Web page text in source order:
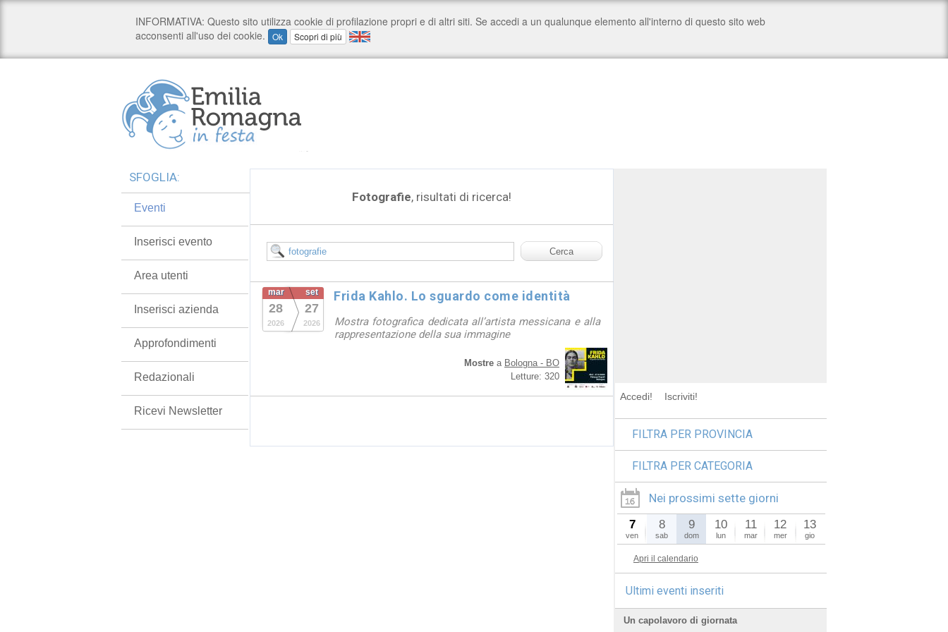
Fotografie, risultati di ricerca!
mar
28
2026
set
27
2026
Frida Kahlo. Lo sguardo come identità
Mostra fotografica dedicata all’artista messicana e alla
rappresentazione della sua immagine
Mostre a Bologna - BO
Letture: 320
SFOGLIA:
Eventi
Inserisci evento
Area utenti
Inserisci azienda
Approfondimenti
Redazionali
Ricevi Newsletter
Accedi! Iscriviti!
FILTRA PER PROVINCIA
FILTRA PER CATEGORIA
Nei prossimi sette giorni
7
ven
8
sab
9
dom
10
lun
11
mar
12
mer
13
gio
Apri il calendario
Ultimi eventi inseriti
Un capolavoro di giornata